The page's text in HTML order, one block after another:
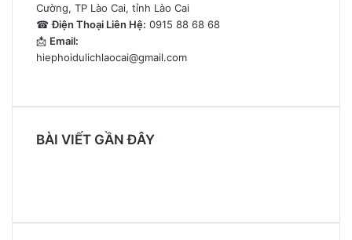
Cường, TP Lào Cai, tỉnh Lào Cai
☎Điện Thoại Liên Hệ: 0915 88 68 68
📩 Email:
hiephoidulichlaocai@gmail.com
BÀI VIẾT GẦN ĐÂY